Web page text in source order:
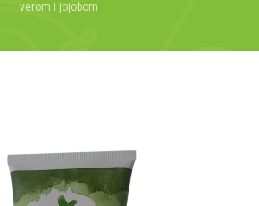
verom i jojobom